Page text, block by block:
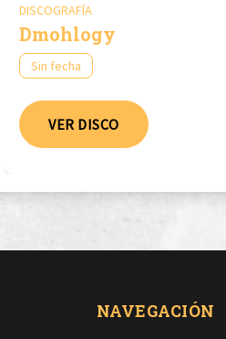
DISCOGRAFÍA
Dmohlogy
Sin fecha
VER DISCO
NAVEGACIÓN